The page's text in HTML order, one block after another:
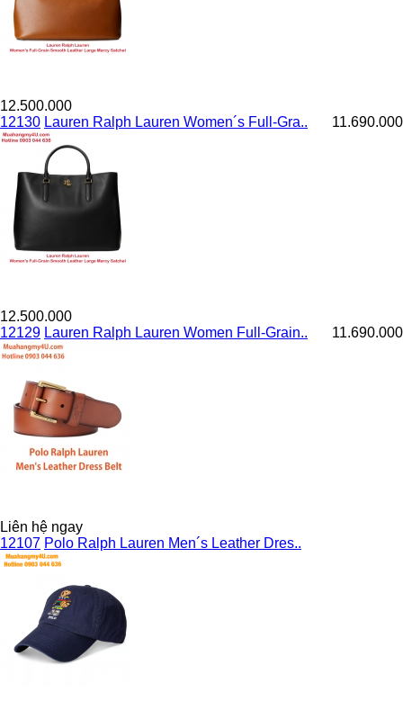
12.500.000
11.690.000
12130 Lauren Ralph Lauren Women´s Full-Gra..
12.500.000
11.690.000
12129 Lauren Ralph Lauren Women Full-Grain..
Liên hệ ngay
12107 Polo Ralph Lauren Men´s Leather Dres..